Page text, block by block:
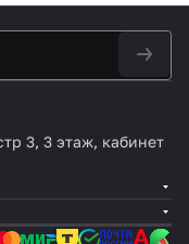
дисплей
1.8
(55 x
55
vT
верси
я vT,
4-
черны
3, 3 этаж, кабинет